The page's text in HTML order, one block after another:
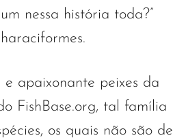
nessa história toda?”
apaixonante peixes da
FishBase.org, tal família
os quais não são de